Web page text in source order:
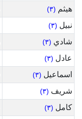
هيثم (٣)
نبيل (٣)
شادي (٣)
عادل (٣)
اسماعيل (٣)
شريف (٣)
كامل (٣)